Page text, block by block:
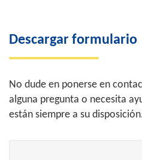
Descargar formulario
No dude en ponerse en
alguna pregunta o necesita
están siempre a su